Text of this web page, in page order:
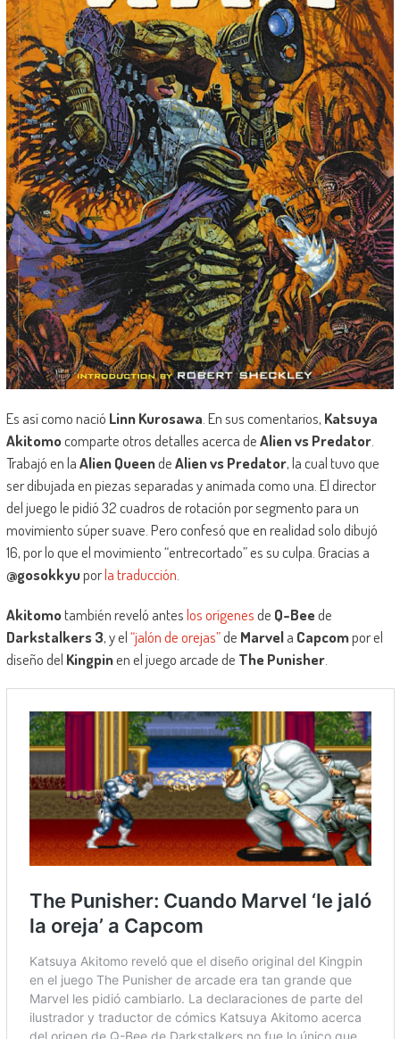
Es así como nació Linn Kurosawa . En sus comentarios, Katsuya
Akitomocomparte otros detalles acerca deAlien vs Predator.
Trabajó en laAlien QueendeAlien vs Predator, la cual tuvo que
ser dibujada en piezas separadas y animada como una. El director
del juego le pidió 32 cuadros de rotación por segmento para un
movimiento súper suave. Pero confesó que en realidad solo dibujó
16, por lo que el movimiento “entrecortado” es su culpa. Gracias a
@gosokkyuporla traducción
Akitomotambién reveló anteslos orígenesde Q-Beede
Darkstalkers 3, y el“jalón de orejas”de Marvela Capcompor el
diseño del Kingpinen el juego arcade de The Punisher.